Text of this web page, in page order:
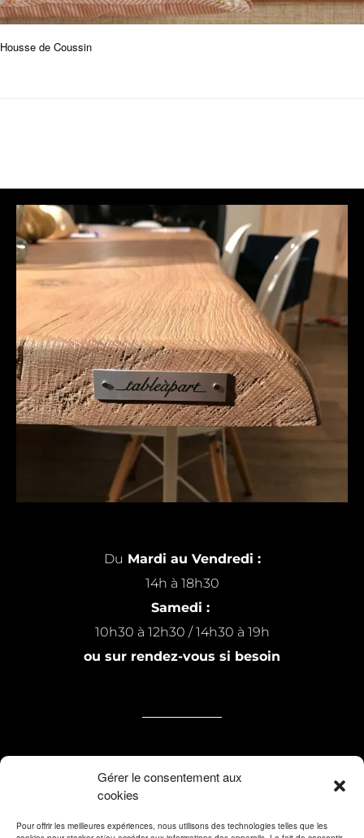
Gérer le consentement aux
cookies
Pour offrir les meilleures expériences, nous utilisons des technologies telles que les
Housse de Coussin
Du Mardi au Vendredi :
14h à 18h30
Samedi :
10h30 à 12h30 / 14h30 à 19h
ou sur rendez-vous si besoin
7 rue Michel Raillard
59200 Tourcoing